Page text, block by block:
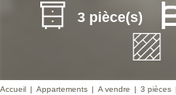
3 pièce(s)
Accueil Appartements A vendre 3 pièces